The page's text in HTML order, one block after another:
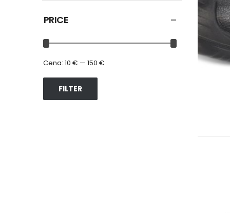
PRICE
FILTER
Cena: 10 € — 150 €